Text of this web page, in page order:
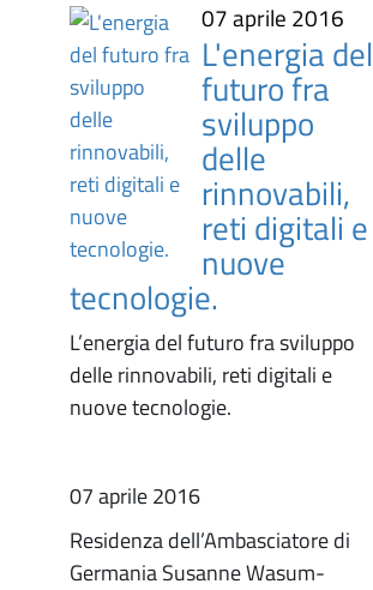
07 aprile 2016
L'energia del
futuro fra
sviluppo
delle
rinnovabili,
reti digitali e
nuove
tecnologie.
L’energia del futuro fra sviluppo
delle rinnovabili, reti digitali e
nuove tecnologie.
07 aprile 2016
Residenza dell’Ambasciatore di
Germania Susanne Wasum-